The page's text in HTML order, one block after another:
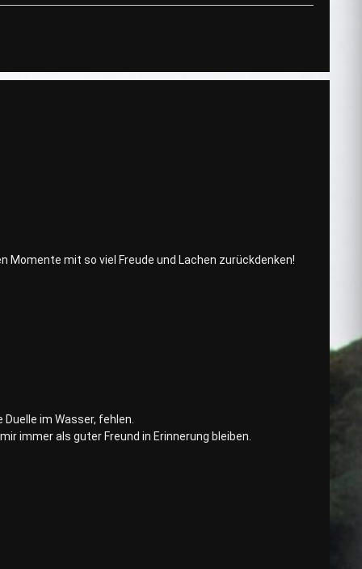
Momente mit so viel Freude und Lachen zurückdenken!
im Wasser, fehlen.
immer als guter Freund in Erinnerung bleiben.